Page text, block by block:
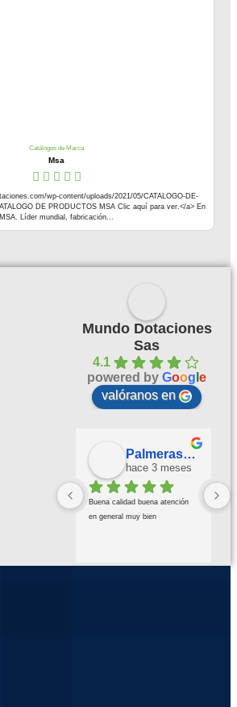
Catálogos de Marca
Msa
wp-content/uploads/2021/05/CATALOGO-DE-
DE PRODUCTOS MSA Clic aquí para ver.</a> En
MSA. Líder mundial, fabricación...
Mundo Dotaciones
Sas
4.1
powered by Goog e
valóranos en
Palmeras Doradas
hace 3 meses
Buena calidad buena atención
en general muy bien